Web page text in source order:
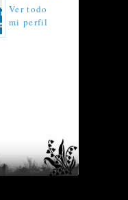
Ver todo
mi perfil